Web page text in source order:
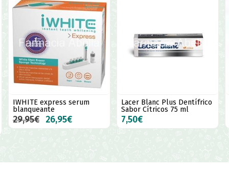
express serum
26,95€
Lacer Blanc Plus Dentífrico
Sabor Cítricos 75 ml
Lacer